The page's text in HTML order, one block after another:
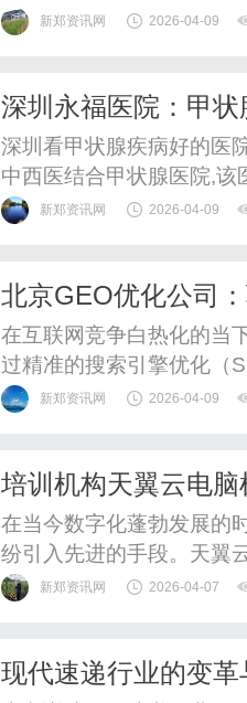
革。AI大模型的崛起，催
厚的技术积累与前瞻性布
新郑资讯网 2026-04-09
深圳永福医院：甲
深圳看甲状腺疾病好的医
中西医结合甲状腺医院,
有不开刀、高、恢复快等
状腺知识对我们的健康有
新郑资讯网 2026-04-09
北京GEO优化公司
在互联网竞争白热化的当
过精准的搜索引擎优化（
点。北京GEO优化公司凭
化的核心价值：精准触达
新郑资讯网 2026-04-09
培训机构天翼云电
在当今数字化蓬勃发展的
纷引入先进的手段。天翼
受到众多培训机构的青睐
为相关机构提供有价值的
新郑资讯网 2026-04-07
现代速递行业的变